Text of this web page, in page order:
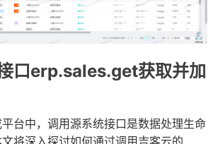
口erp.sales.get获取并加
台中，调用源系统接口是数据处理生命